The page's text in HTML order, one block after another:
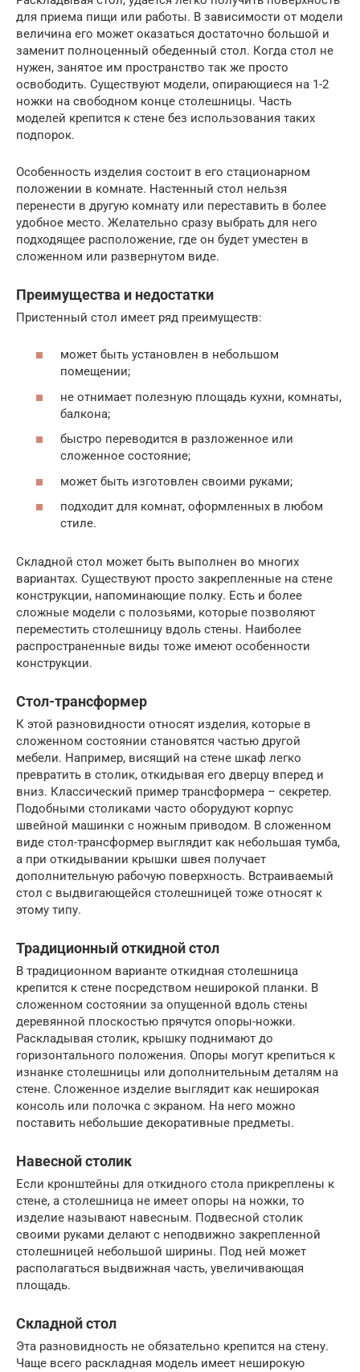
для приема пищи или работы. В зависимости от модели
величина его может оказаться достаточно большой и
заменит полноценный обеденный стол. Когда стол не
нужен, занятое им пространство так же просто
освободить. Существуют модели, опирающиеся на 1-2
ножки на свободном конце столешницы. Часть
моделей крепится к стене без использования таких
подпорок.
Особенность изделия состоит в его стационарном
положении в комнате. Настенный стол нельзя
перенести в другую комнату или переставить в более
удобное место. Желательно сразу выбрать для него
подходящее расположение, где он будет уместен в
сложенном или развернутом виде.
Преимущества и недостатки
Пристенный стол имеет ряд преимуществ:
может быть установлен в небольшом
помещении;
не отнимает полезную площадь кухни, комнаты,
балкона;
быстро переводится в разложенное или
сложенное состояние;
может быть изготовлен своими руками;
подходит для комнат, оформленных в любом
стиле.
Складной стол может быть выполнен во многих
вариантах. Существуют просто закрепленные на стене
конструкции, напоминающие полку. Есть и более
сложные модели с полозьями, которые позволяют
переместить столешницу вдоль стены. Наиболее
распространенные виды тоже имеют особенности
конструкции.
Стол-трансформер
К этой разновидности относят изделия, которые в
сложенном состоянии становятся частью другой
мебели. Например, висящий на стене шкаф легко
превратить в столик, откидывая его дверцу вперед и
вниз. Классический пример трансформера – секретер.
Подобными столиками часто оборудуют корпус
швейной машинки с ножным приводом. В сложенном
виде стол-трансформер выглядит как небольшая тумба,
а при откидывании крышки швея получает
дополнительную рабочую поверхность. Встраиваемый
стол с выдвигающейся столешницей тоже относят к
этому типу.
Традиционный откидной стол
В традиционном варианте откидная столешница
крепится к стене посредством неширокой планки. В
сложенном состоянии за опущенной вдоль стены
деревянной плоскостью прячутся опоры-ножки.
Раскладывая столик, крышку поднимают до
горизонтального положения. Опоры могут крепиться к
изнанке столешницы или дополнительным деталям на
стене. Сложенное изделие выглядит как неширокая
консоль или полочка с экраном. На него можно
поставить небольшие декоративные предметы.
Навесной столик
Если кронштейны для откидного стола прикреплены к
стене, а столешница не имеет опоры на ножки, то
изделие называют навесным. Подвесной столик
своими руками делают с неподвижно закрепленной
столешницей небольшой ширины. Под ней может
располагаться выдвижная часть, увеличивающая
площадь.
Складной стол
Эта разновидность не обязательно крепится на стену.
Чаще всего раскладная модель имеет неширокую